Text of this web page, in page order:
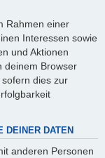
Rahmen einer
Interessen sowie
und Aktionen
deinem Browser
dies zur
DEINER DATEN
anderen Personen